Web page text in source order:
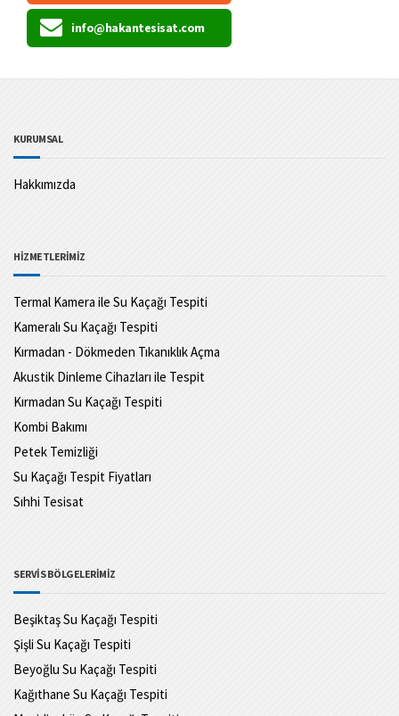
info@hakantesisat.com
KURUMSAL
Hakkımızda
HİZMETLERİMİZ
Termal Kamera ile Su Kaçağı Tespiti
Kameralı Su Kaçağı Tespiti
Kırmadan - Dökmeden Tıkanıklık Açma
Akustik Dinleme Cihazları ile Tespit
Kırmadan Su Kaçağı Tespiti
Kombi Bakımı
Petek Temizliği
Su Kaçağı Tespit Fiyatları
Sıhhi Tesisat
SERVİS BÖLGELERİMİZ
Beşiktaş Su Kaçağı Tespiti
Şişli Su Kaçağı Tespiti
Beyoğlu Su Kaçağı Tespiti
Kağıthane Su Kaçağı Tespiti